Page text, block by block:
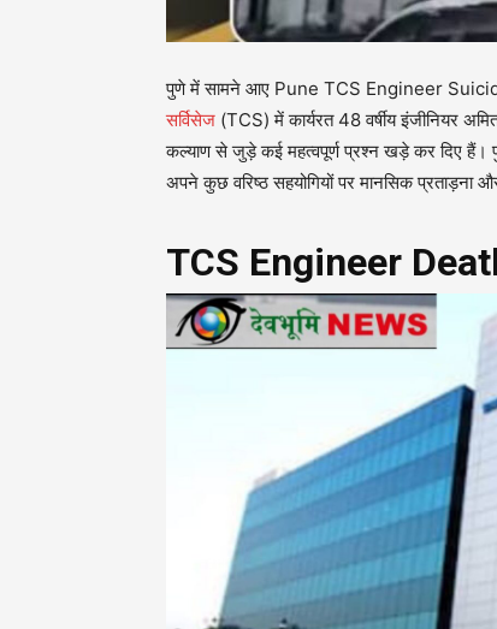
पुणे में सामने आए Pune TCS Engineer
सर्विसेज (TCS) में कार्यरत 48 वर्षीय इंजीनियर
कल्याण से जुड़े कई महत्वपूर्ण प्रश्न खड़े कर दिए हैं।
अपने कुछ वरिष्ठ सहयोगियों पर मानसिक प्रताड़ना
TCS Engineer